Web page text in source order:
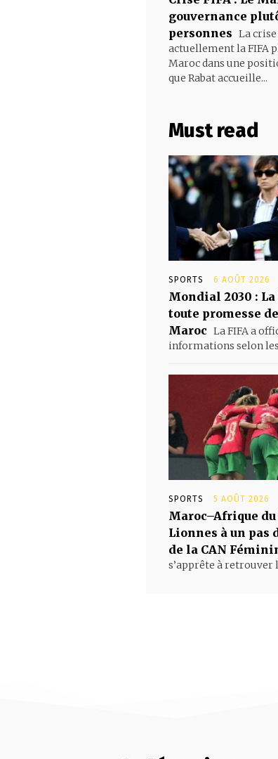
gouvernance
personnes La
actuellement la FIFA
Maroc dans une
que Rabat accueille...
Must read
SPORTS 6 AOÛT 2026
Mondial 2030 :
toute promesse
Maroc La FIFA a
informations selon
SPORTS 5 AOÛT 2026
Maroc–Afrique du
Lionnes à un pas
de la CAN
s’apprête à retrouver